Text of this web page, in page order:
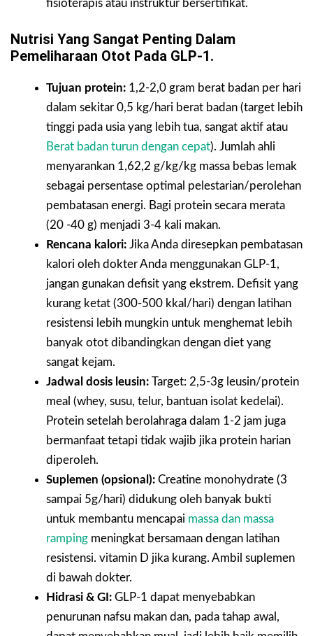
fisioterapis atau instruktur bersertifikat.
Nutrisi Yang Sangat Penting Dalam
Pemeliharaan Otot Pada GLP-1.
Tujuan protein: 1,2-2,0 gram berat badan per hari
dalam sekitar 0,5 kg/hari berat badan (target lebih
tinggi pada usia yang lebih tua, sangat aktif atau
Berat badan turun dengan cepat). Jumlah ahli
menyarankan 1,62,2 g/kg/kg massa bebas lemak
sebagai persentase optimal pelestarian/perolehan
pembatasan energi. Bagi protein secara merata
(20 -40 g) menjadi 3-4 kali makan.
Rencana kalori: Jika Anda diresepkan pembatasan
kalori oleh dokter Anda menggunakan GLP-1,
jangan gunakan defisit yang ekstrem. Defisit yang
kurang ketat (300-500 kkal/hari) dengan latihan
resistensi lebih mungkin untuk menghemat lebih
banyak otot dibandingkan dengan diet yang
sangat kejam.
Jadwal dosis leusin: Target: 2,5-3g leusin/protein
meal (whey, susu, telur, bantuan isolat kedelai).
Protein setelah berolahraga dalam 1-2 jam juga
bermanfaat tetapi tidak wajib jika protein harian
diperoleh.
Suplemen (opsional): Creatine monohydrate (3
sampai 5g/hari) didukung oleh banyak bukti
untuk membantu mencapai massa dan massa
ramping meningkat bersamaan dengan latihan
resistensi. vitamin D jika kurang. Ambil suplemen
di bawah dokter.
Hidrasi & GI: GLP-1 dapat menyebabkan
penurunan nafsu makan dan, pada tahap awal,